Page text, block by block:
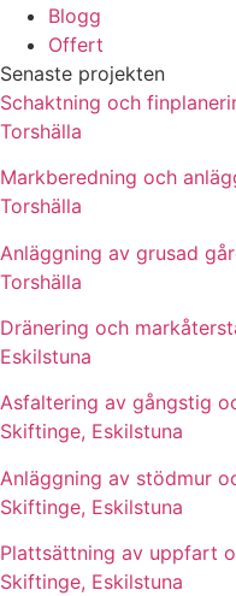
Blogg
Offert
Senaste projekten
Schaktning och
Torshälla
Markberedning och
Torshälla
Anläggning av grusad
Torshälla
Dränering och
Eskilstuna
Asfaltering av gångstig
Skiftinge, Eskilstuna
Anläggning av stödmur
Skiftinge, Eskilstuna
Plattsättning av uppfart
Skiftinge, Eskilstuna